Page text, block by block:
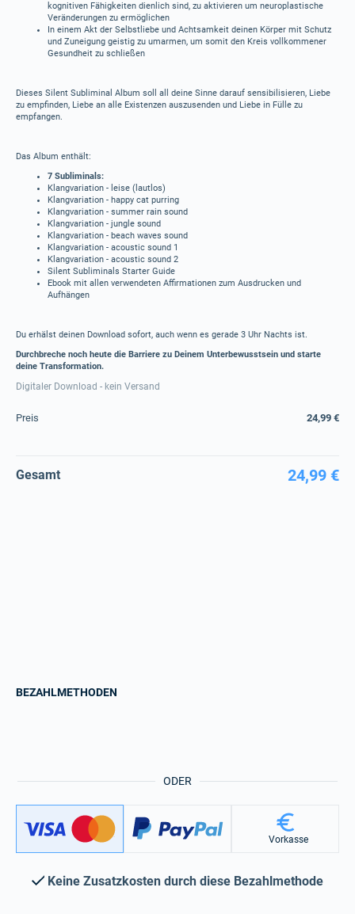
kognitiven Fähigkeiten dienlich sind, zu aktivieren um neuroplastische
Veränderungen zu ermöglichen
In einem Akt der Selbstliebe und Achtsamkeit deinen Körper mit Schutz
und Zuneigung geistig zu umarmen, um somit den Kreis vollkommener
Gesundheit zu schließen
Dieses Silent Subliminal Album soll all deine Sinne darauf sensibilisieren, Liebe
zu empfinden, Liebe an alle Existenzen auszusenden und Liebe in Fülle zu
empfangen.
Das Album enthält:
7 Subliminals:
Klangvariation - leise (lautlos)
Klangvariation - happy cat purring
Klangvariation - summer rain sound
Klangvariation - jungle sound
Klangvariation - beach waves sound
Klangvariation - acoustic sound 1
Klangvariation - acoustic sound 2
Silent Subliminals Starter Guide
Ebook mit allen verwendeten Affirmationen zum Ausdrucken und
Aufhängen
Du erhälst deinen Download sofort, auch wenn es gerade 3 Uhr Nachts ist.
Durchbreche noch heute die Barriere zu Deinem Unterbewusstsein und starte
deine Transformation.
Digitaler Download - kein Versand
Preis 24,99 €
Gesamt 24,99 €
ODER
BEZAHLMETHODEN
Vorkasse
Keine Zusatzkosten durch diese Bezahlmethode